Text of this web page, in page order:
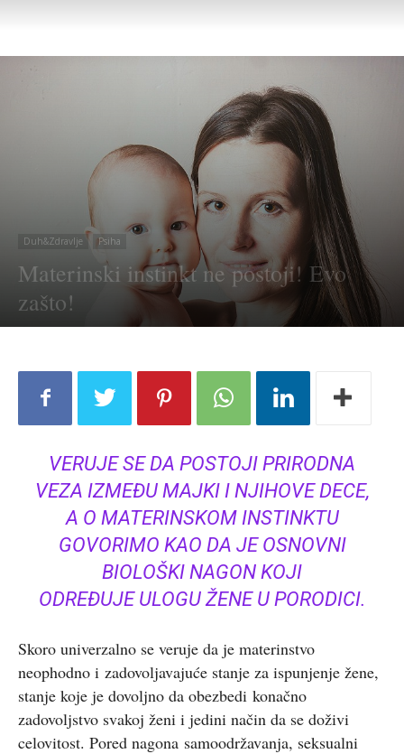
Duh&Zdravlje Psiha
Materinski instinkt ne postoji! Evo
zašto!
VERUJE SE DA POSTOJI PRIRODNA
VEZA IZMEĐU MAJKI I NJIHOVE DECE,
A O MATERINSKOM INSTINKTU
GOVORIMO KAO DA JE OSNOVNI
BIOLOŠKI NAGON KOJI
ODREĐUJE ULOGU ŽENE U PORODICI.
Skoro univerzalno se veruje da je materinstvo
neophodno i zadovoljavajuće stanje za ispunjenje žene,
stanje koje je dovoljno da obezbedi konačno
zadovoljstvo svakoj ženi i jedini način da se doživi
celovitost. Pored nagona samoodržavanja, seksualni